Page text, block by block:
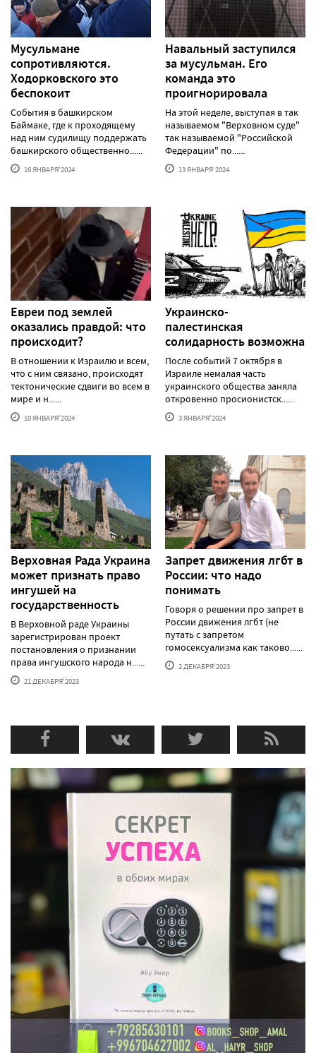
Мусульмане
сопротивляются.
Ходорковского это
беспокоит
События в башкирском
Баймаке, где к проходящему
над ним судилищу поддержать
башкирского общественно......
16 ЯНВАРЯ'2024
Навальный заступился
за мусульман. Его
команда это
проигнорировала
На этой неделе, выступая в так
называемом "Верховном суде"
так называемой "Российской
Федерации" по......
13 ЯНВАРЯ'2024
Евреи под землей
оказались правдой: что
происходит?
В отношении к Израилю и всем,
что с ним связано, происходят
тектонические сдвиги во всем в
мире и н......
10 ЯНВАРЯ'2024
Украинско-
палестинская
солидарность возможна
После событий 7 октября в
Израиле немалая часть
украинского общества заняла
откровенно просионистск......
3 ЯНВАРЯ'2024
Верховная Рада Украина
может признать право
ингушей на
государственность
В Верховной раде Украины
зарегистрирован проект
постановления о признании
права ингушского народа н......
21 ДЕКАБРЯ'2023
Запрет движения лгбт в
России: что надо
понимать
Говоря о решении про запрет в
России движения лгбт (не
путать с запретом
гомосексуализма как таково......
2 ДЕКАБРЯ'2023